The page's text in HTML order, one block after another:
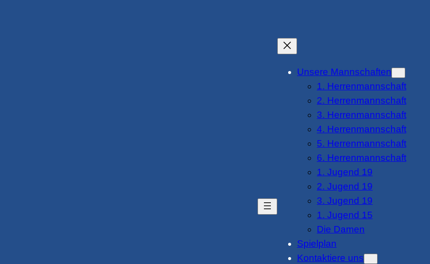
Unsere Mannschaften
1. Herrenmannschaft
2. Herrenmannschaft
3. Herrenmannschaft
4. Herrenmannschaft
5. Herrenmannschaft
6. Herrenmannschaft
1. Jugend 19
2. Jugend 19
3. Jugend 19
1. Jugend 15
Die Damen
Spielplan
Kontaktiere uns